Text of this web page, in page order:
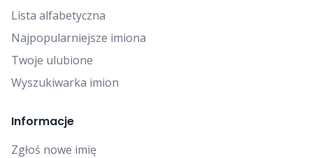
Lista alfabetyczna
Najpopularniejsze imiona
Twoje ulubione
Wyszukiwarka imion
Informacje
Zgłoś nowe imię